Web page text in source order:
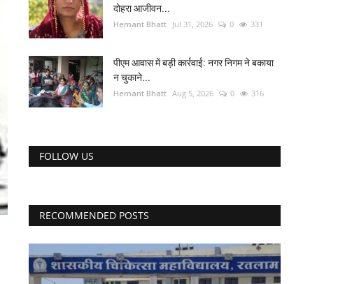
दोहरा आजीवन...
Hemant Bhatt Jul 31, 2026 0 331
पीएम आवास में बड़ी कार्रवाई: नगर निगम ने बकाया
न चुकाने...
Hemant Bhatt Aug 5, 2026 0 316
FOLLOW US
RECOMMENDED POSTS